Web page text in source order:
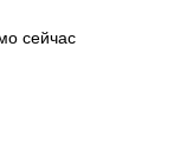
сейчас